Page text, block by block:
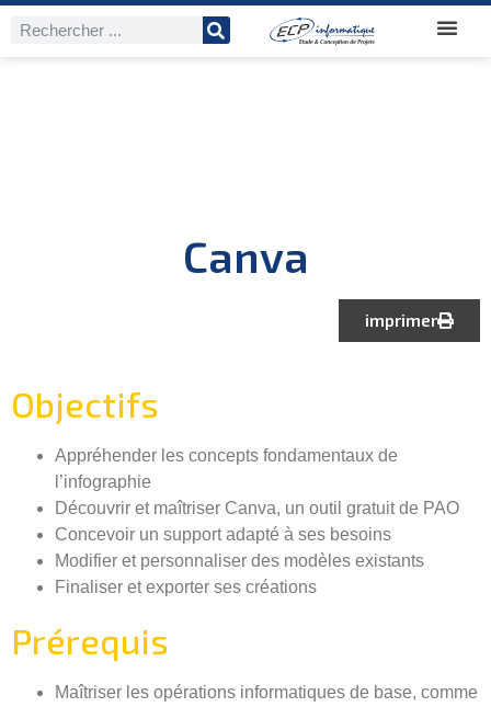
Canva
imprimer
Objectifs
Appréhender les concepts fondamentaux de
l’infographie
Découvrir et maîtriser Canva, un outil gratuit de PAO
Concevoir un support adapté à ses besoins
Modifier et personnaliser des modèles existants
Finaliser et exporter ses créations
Prérequis
Maîtriser les opérations informatiques de base, comme